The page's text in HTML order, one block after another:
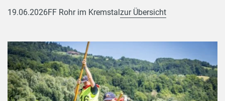
19.06.2026FF Rohr im Kremstal zur Übersicht